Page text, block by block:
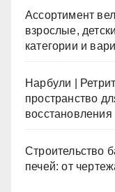
Ассортимент
взрослые,
категории и
Нарбули |
пространство
восстановления
Строительство
печей: от